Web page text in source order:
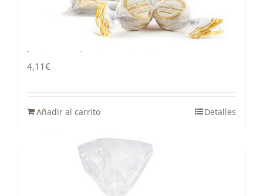
Polvorón con aroma de limón
4,11€
Añadir al carrito Detalles